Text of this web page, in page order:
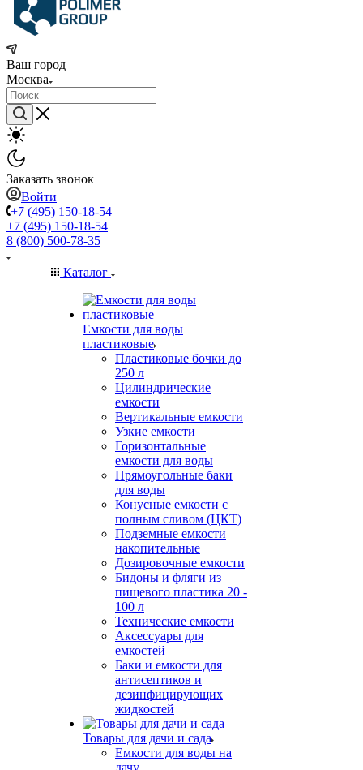
Ваш город
Москва
Заказать звонок
Войти
+7 (495) 150-18-54
+7 (495) 150-18-54
8 (800) 500-78-35
Каталог
Емкости для воды
пластиковые
Пластиковые бочки до
250 л
Цилиндрические
емкости
Вертикальные емкости
Узкие емкости
Горизонтальные
емкости для воды
Прямоугольные баки
для воды
Конусные емкости с
полным сливом (ЦКТ)
Подземные емкости
накопительные
Дозировочные емкости
Бидоны и фляги из
пищевого пластика 20 -
100 л
Технические емкости
Аксессуары для
емкостей
Баки и емкости для
антисептиков и
дезинфицирующих
жидкостей
Товары для дачи и сада
Емкости для воды на
дачу